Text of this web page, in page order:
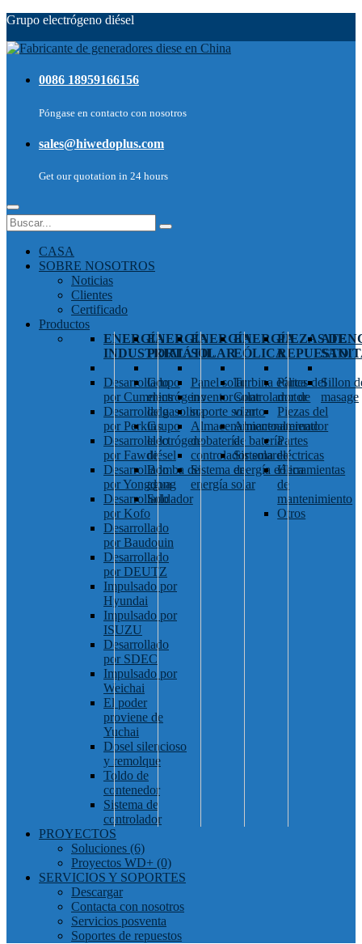
Grupo electrógeno diésel
0086 18959166156
Póngase en contacto con nosotros
sales@hiwedoplus.com
Get our quotation in 24 hours
CASA
SOBRE NOSOTROS
Noticias
Clientes
Certificado
Productos
ENERGÍA
INDUSTRIAL
Desarrollado
por Cummins
Desarrollado
por Perkins
Desarrollado
por Fawde
Desarrollado
por Yongdong
Desarrollado
por Kofo
Desarrollado
por Baudouin
Desarrollado
por DEUTZ
Impulsado por
Hyundai
Impulsado por
ISUZU
Desarrollado
por SDEC
Impulsado por
Weichai
El poder
proviene de
Yuchai
Dosel silencioso
y remolque
Toldo de
contenedor
Sistema de
controlador
ENERGÍA
PORTÁTIL
Grupo
electrógeno
de gasolina
Grupo
electrógeno
diésel
Bomba de
agua
Soldador
ENERGÍA
SOLAR
Panel solar
inventor solar
soporte solar
Almacenamiento
de batería
controlador solar
Sistema de
energía solar
ENERGÍA
EÓLICA
Turbina eólica
Controlador de
viento
Almacenamiento
de batería
Sistema de
energía eólica
PIEZAS DE
REPUESTO
Partes del
motor
Piezas del
alternador
Partes
eléctricas
Herramientas
de
mantenimiento
Otros
Sillon
masage
PROYECTOS
Soluciones (6)
Proyectos WD+ (0)
SERVICIOS Y SOPORTES
Descargar
Contacta con nosotros
Servicios posventa
Soportes de repuestos